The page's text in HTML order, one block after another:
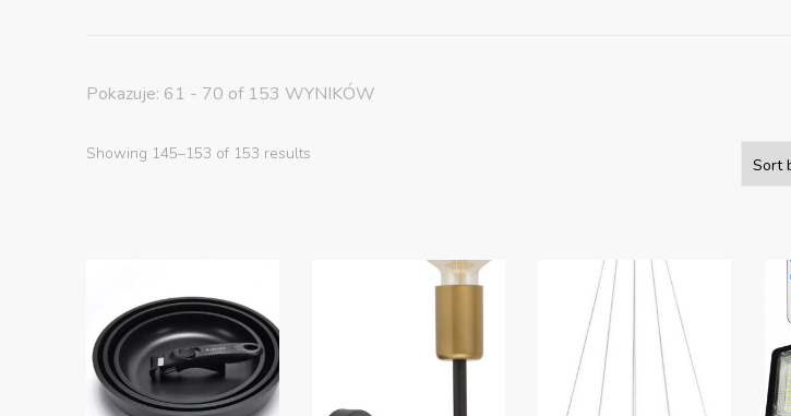
Pokazuje: 61 - 70 of 153 WYNIKÓW
Showing 145–153 of 153 results